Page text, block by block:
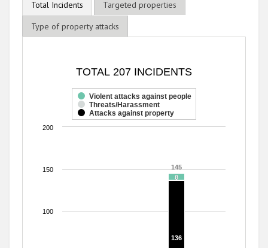
Total Incidents
Targeted properties
Type of property attacks
Bar chart with 3 data series.
The chart has 1 X axis displaying categories.
The chart has 1 Y axis displaying values. Range: 0 to 200.
TOTAL 207 INCIDENTS
145
145
8
8
136
136
Violent attacks against people
Threats/Harassment
Attacks against property
100
150
200